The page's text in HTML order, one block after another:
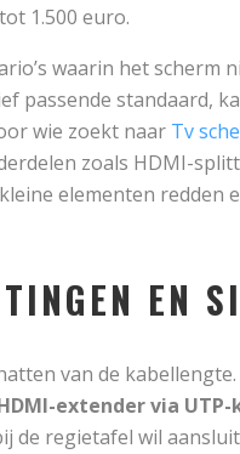
1.500 euro.
waarin het scherm
passende standaard,
wie zoekt naar Tv
zoals HDMI-
elementen redden
EN
van de
extender via UTP-
de regietafel wil